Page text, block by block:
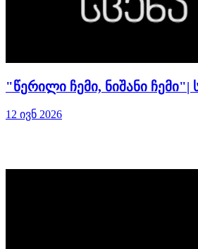
"წერილი ჩემი, ნიშანი ჩემი"|
12 ივნ 2026